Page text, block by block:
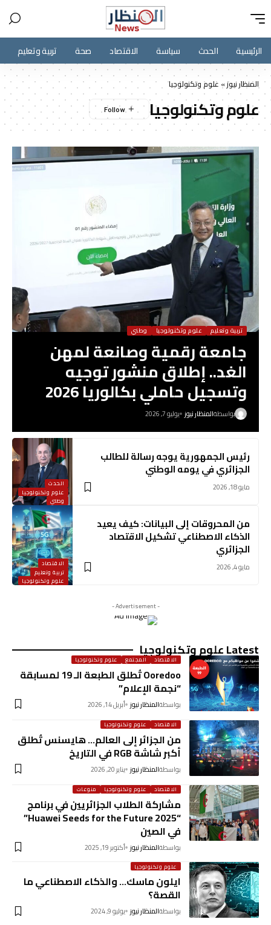
الرئيسية الحدث سياسة الاقتصاد صحة تربية وتعليم
المنظار نيوز» علوم وتكنولوجيا
علوم وتكنولوجيا
تربية وتعليم علوم وتكنولوجيا وطني
جامعة رقمية وصانعة لمهن
الغد.. إطلاق منشور توجيه
وتسجيل حاملي بكالوريا 2026
بواسطةالمنظار نيوز يوليو 7, 2026
الحدث
علوم وتكنولوجيا
وطني
رئيس الجمهورية يوجه رسالة للطالب
الجزائري في يومه الوطني
مايو 18, 2026
الاقتصاد
تربية وتعليم
علوم وتكنولوجيا
من المحروقات إلى البيانات: كيف يعيد
الذكاء الاصطناعي تشكيل الاقتصاد
الجزائري
مايو 4, 2026
- Advertisement -
Latest علوم وتكنولوجيا
الاقتصاد المجتمع علوم وتكنولوجيا
Ooredoo تُطلق الطبعة الـ 19 لمسابقة
“نجمة الإعلام”
بواسطةالمنظار نيوز أبريل 14, 2026
الاقتصاد علوم وتكنولوجيا
من الجزائر إلى العالم… هايسنس تُطلق
أكبر شاشة RGB في التاريخ
بواسطةالمنظار نيوز يناير 20, 2026
الاقتصاد علوم وتكنولوجيا منوعات
مشاركة الطلاب الجزائريين في برنامج
“Huawei Seeds for the Future 2025”
في الصين
بواسطةالمنظار نيوز أكتوبر 19, 2025
علوم وتكنولوجيا
ايلون ماسك… والذكاء الاصطناعي ما
القصة؟
بواسطةالمنظار نيوز يوليو 9, 2024